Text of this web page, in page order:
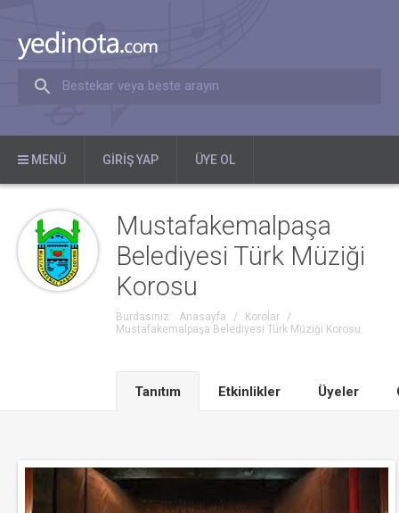
Bestekar veya beste arayın
MENÜ GIRIŞ YAP ÜYE OL
Mustafakemalpaşa
Belediyesi Türk Müziği
Korosu
Burdasınız: Anasayfa / Korolar
/
Mustafakemalpaşa Belediyesi Türk Müziği Korosu
Tanıtım Etkinlikler Üyeler